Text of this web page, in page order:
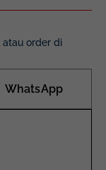
order di
WhatsApp